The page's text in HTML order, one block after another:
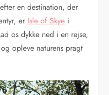
en destination, der
er Isle of Skye i
os dykke ned i en rejse,
opleve naturens pragt